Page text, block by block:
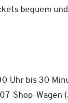
bequem
Uhr bis 30
Shop-